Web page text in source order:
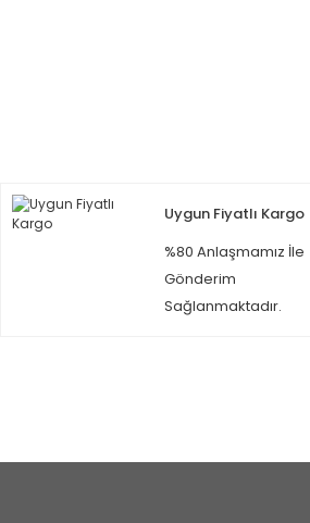
Uygun Fiyatlı Kargo
%80 Anlaşmamız İle
Gönderim
Sağlanmaktadır.